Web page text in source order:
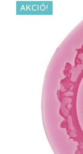
AKCIÓ!